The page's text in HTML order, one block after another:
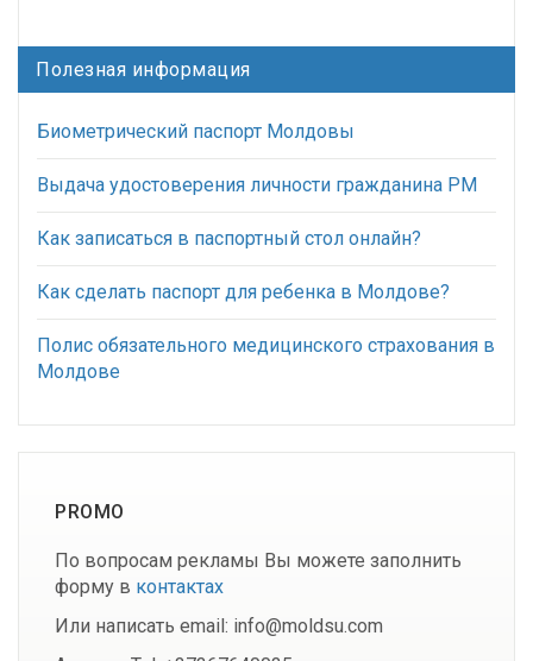
Полезная информация
Биометрический паспорт Молдовы
Выдача удостоверения личности гражданина РМ
Как записаться в паспортный стол онлайн?
Как сделать паспорт для ребенка в Молдове?
Полис обязательного медицинского страхования в
Молдове
PROMO
По вопросам рекламы Вы можете заполнить
форму в контактах
Или написать email: info@moldsu.com